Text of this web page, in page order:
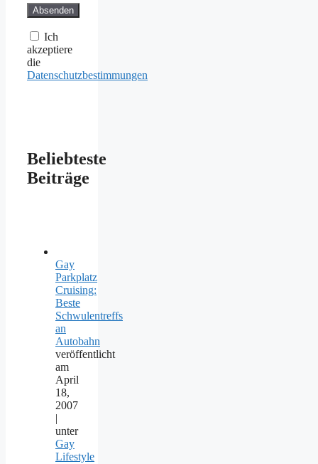
Ich
akzeptiere
die
Datenschutzbestimmungen
Beliebteste
Beiträge
Gay
Parkplatz
Cruising:
Beste
Schwulentreffs
an
Autobahn
veröffentlicht
am
April
18,
2007
|
unter
Gay
Lifestyle